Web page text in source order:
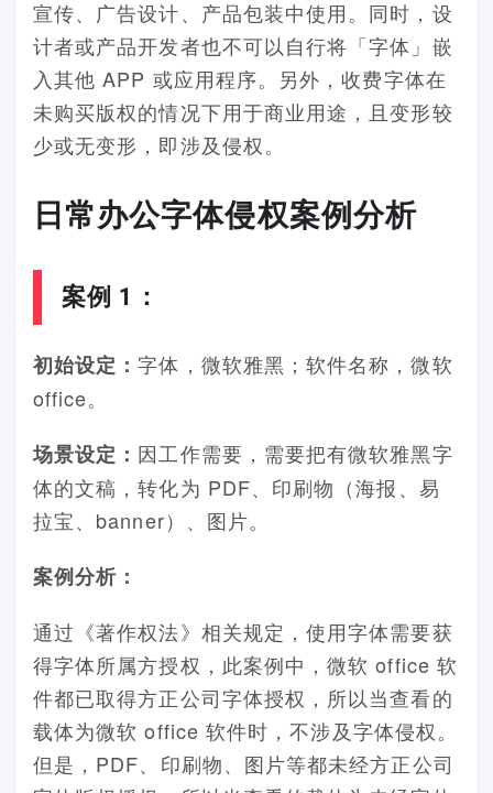
宣传、广告设计、产品包装中使用。同时，设
计者或产品开发者也不可以自行将「字体」嵌
入其他 APP 或应用程序。另外，收费字体在
未购买版权的情况下用于商业用途，且变形较
少或无变形，即涉及侵权。
日常办公字体侵权案例分析
案例 1：
初始设定：字体，微软雅黑；软件名称，微软
office。
场景设定： 因工作需要，需要把有微软雅黑字
体的文稿，转化为 PDF、印刷物（海报、易
拉宝、banner）、图片。
案例分析：
通过《著作权法》相关规定，使用字体需要获
得字体所属方授权，此案例中，微软 office 软
件都已取得方正公司字体授权，所以当查看的
载体为微软 office 软件时，不涉及字体侵权。
但是，PDF、印刷物、图片等都未经方正公司